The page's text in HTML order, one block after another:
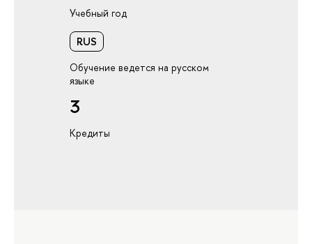
Учебный год
RUS
Обучение ведется на русском
языке
3
Кредиты